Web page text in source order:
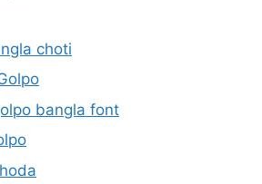
choti
bangla font